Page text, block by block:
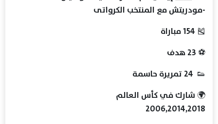
‏-مودريتش مع المنتخب الكرواتى
🎽 154 مباراة
⚽️ 23 هدف
👟 24 تمريرة حاسمة
🌍 شارك في كأس العالم
2006,2014,2018